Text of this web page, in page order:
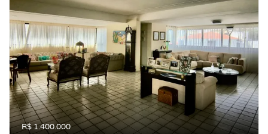
R$ 1.400.000